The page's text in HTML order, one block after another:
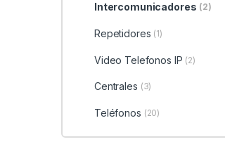
Intercomunicadores (2)
Repetidores (1)
Video Telefonos IP (2)
Centrales (3)
Teléfonos (20)